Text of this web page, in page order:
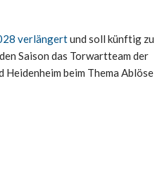
verlängertund soll künftig zu
Saison das Torwartteam der
beim Thema Ablöse